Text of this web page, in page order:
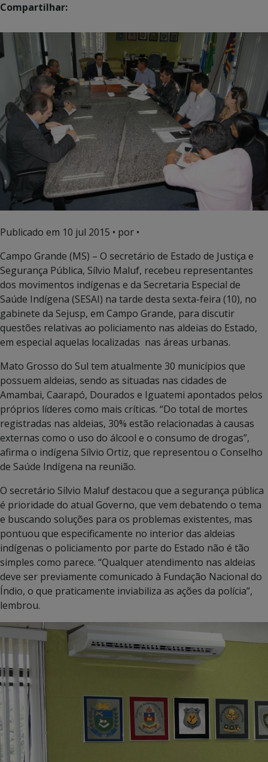
Compartilhar:
Publicado em 10 jul 2015 • por •
Campo Grande (MS) – O secretário de Estado de Justiça e
Segurança Pública, Sílvio Maluf, recebeu representantes
dos movimentos indígenas e da Secretaria Especial de
Saúde Indígena (SESAI) na tarde desta sexta-feira (10), no
gabinete da Sejusp, em Campo Grande, para discutir
questões relativas ao policiamento nas aldeias do Estado,
em especial aquelas localizadas nas áreas urbanas.
Mato Grosso do Sul tem atualmente 30 municípios que
possuem aldeias, sendo as situadas nas cidades de
Amambai, Caarapó, Dourados e Iguatemi apontados pelos
próprios líderes como mais críticas. “Do total de mortes
registradas nas aldeias, 30% estão relacionadas à causas
externas como o uso do álcool e o consumo de drogas”,
afirma o indígena Sílvio Ortiz, que representou o Conselho
de Saúde Indígena na reunião.
O secretário Sílvio Maluf destacou que a segurança pública
é prioridade do atual Governo, que vem debatendo o tema
e buscando soluções para os problemas existentes, mas
pontuou que especificamente no interior das aldeias
indígenas o policiamento por parte do Estado não é tão
simples como parece. “Qualquer atendimento nas aldeias
deve ser previamente comunicado à Fundação Nacional do
Índio, o que praticamente inviabiliza as ações da polícia”,
lembrou.